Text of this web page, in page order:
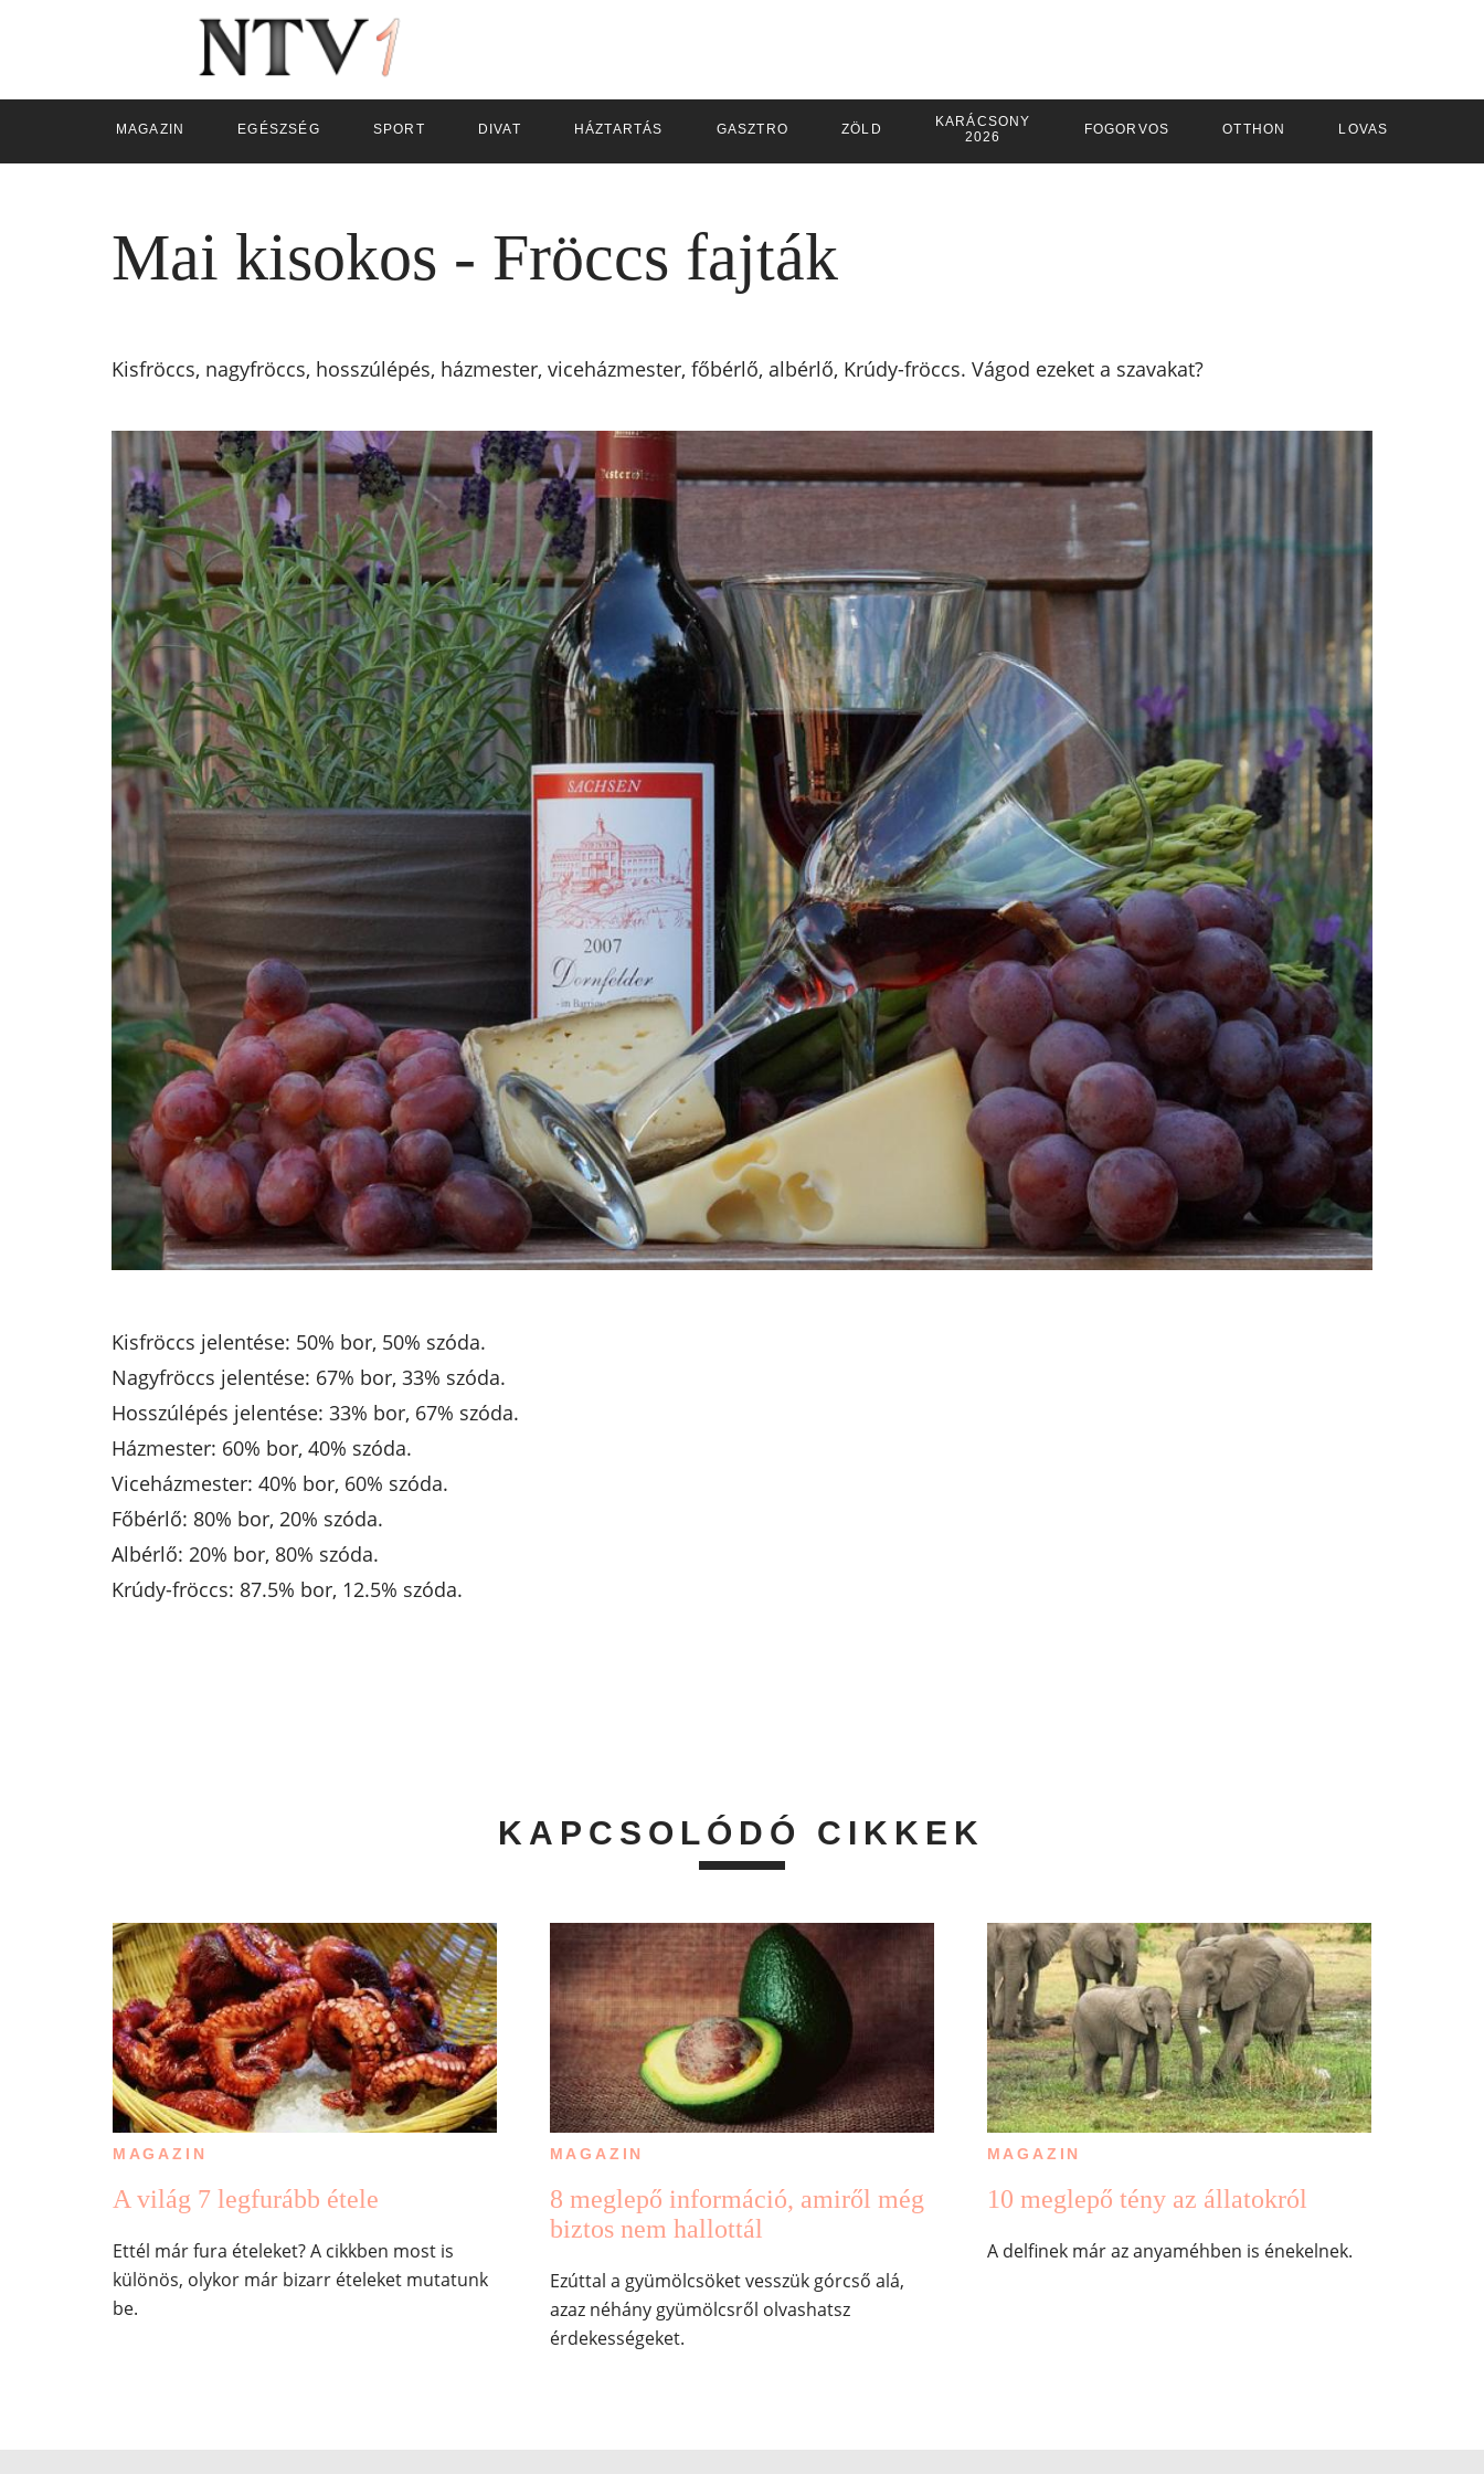
MAGAZIN EGÉSZSÉG SPORT DIVAT HÁZTARTÁS GASZTRO ZÖLD
KARÁCSONY
2026
FOGORVOS OTTHON LOVAS
Mai kisokos - Fröccs fajták
Kisfröccs, nagyfröccs, hosszúlépés, házmester, viceházmester, főbérlő, albérlő, Krúdy-fröccs. Vágod ezeket a szavakat?
Kisfröccs jelentése: 50% bor, 50% szóda.
Nagyfröccs jelentése: 67% bor, 33% szóda.
Hosszúlépés jelentése: 33% bor, 67% szóda.
Házmester: 60% bor, 40% szóda.
Viceházmester: 40% bor, 60% szóda.
Főbérlő: 80% bor, 20% szóda.
Albérlő: 20% bor, 80% szóda.
Krúdy-fröccs: 87.5% bor, 12.5% szóda.
KAPCSOLÓDÓ CIKKEK
MAGAZIN
A világ 7 legfurább étele
Ettél már fura ételeket? A cikkben most is
különös, olykor már bizarr ételeket mutatunk
be.
MAGAZIN
8 meglepő információ, amiről még
biztos nem hallottál
Ezúttal a gyümölcsöket vesszük górcső alá,
azaz néhány gyümölcsről olvashatsz
érdekességeket.
MAGAZIN
10 meglepő tény az állatokról
A delfinek már az anyaméhben is énekelnek.